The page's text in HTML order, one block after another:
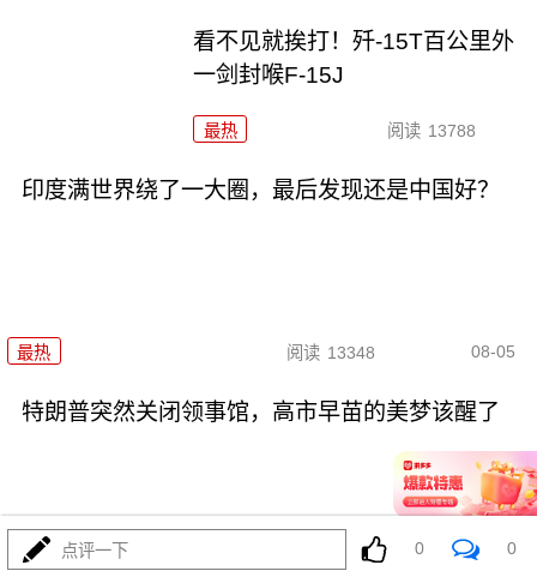
看不见就挨打！歼-15T百公里外
一剑封喉F-15J
最热 阅读 13788
印度满世界绕了一大圈，最后发现还是中国好？
最热 阅读 13348 08-05
特朗普突然关闭领事馆，高市早苗的美梦该醒了
最热 阅读 11523
点评一下 0 0